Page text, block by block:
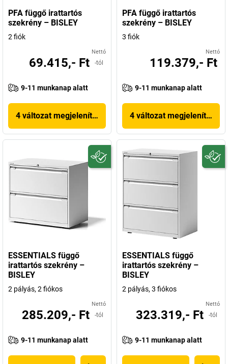
PFA függő irattartós
szekrény – BISLEY
2 fiók
Nettó
69.415,- Ft -tól
9-11 munkanap alatt
4 változat megjelenítése
PFA függő irattartós
szekrény – BISLEY
3 fiók
Nettó
119.379,- Ft
9-11 munkanap alatt
4 változat megjelenítése
ESSENTIALS függő
irattartós szekrény –
BISLEY
2 pályás, 2 fiókos
Nettó
285.209,- Ft -tól
9-11 munkanap alatt
ESSENTIALS függő
irattartós szekrény –
BISLEY
2 pályás, 3 fiókos
Nettó
323.319,- Ft -tól
9-11 munkanap alatt